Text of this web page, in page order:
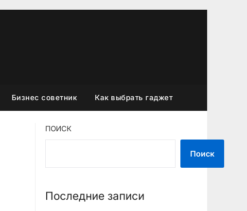
Бизнес советник Как выбрать гаджет
ПОИСК
Поиск
Последние записи